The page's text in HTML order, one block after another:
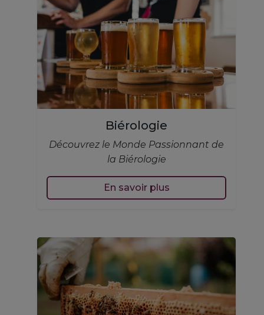
Biérologie
Découvrez le Monde Passionnant de
la Biérologie
En savoir plus